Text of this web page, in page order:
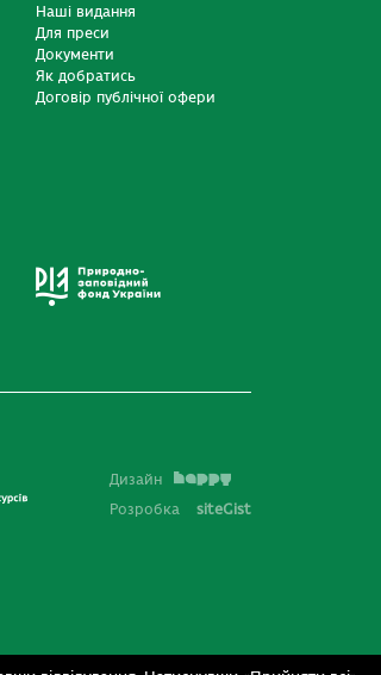
Наші видання
Для преси
Документи
Як добратись
Договір публічної офери
Дизайн
Розробка
siteGist